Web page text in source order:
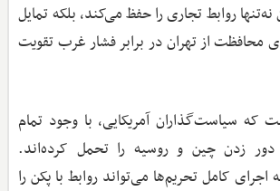
نه‌تنها روابط تجاری را حفظ می‌کند، بلکه تمایل
محافظت از تهران در برابر فشار غرب تقویت
که سیاست‌گذاران آمریکایی، با وجود تمام
دور زدن چین و روسیه را تحمل کرده‌اند.
کامل تحریم‌ها می‌تواند روابط با پکن را